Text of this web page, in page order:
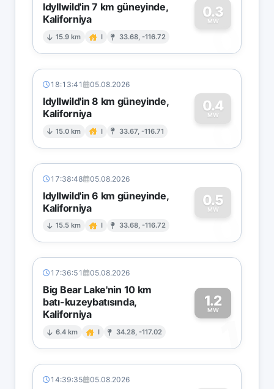
Idyllwild'in 7 km güneyinde,
Kaliforniya
15.9 km I 33.68, -116.72
0.3
MW
0
18:13:41 05.08.2026
Idyllwild'in 8 km güneyinde,
Kaliforniya
15.0 km I 33.67, -116.71
0.4
MW
0
17:38:48 05.08.2026
Idyllwild'in 6 km güneyinde,
Kaliforniya
15.5 km I 33.68, -116.72
0.5
MW
0
17:36:51 05.08.2026
Big Bear Lake'nin 10 km
batı-kuzeybatısında,
Kaliforniya
6.4 km I 34.28, -117.02
1.2
MW
1
14:39:35 05.08.2026